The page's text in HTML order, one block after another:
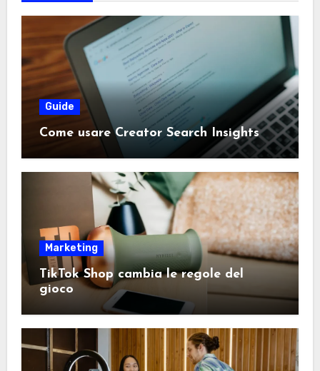
Guide
Come usare Creator Search Insights
Marketing
TikTok Shop cambia le regole del
gioco